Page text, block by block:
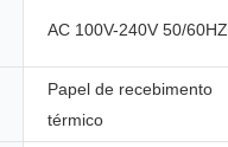
AC 100V-240V 50/60HZ
Papel de recebimento
térmico